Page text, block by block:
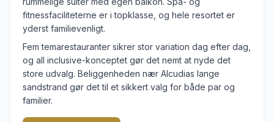
fitnessfaciliteterne er i topklasse, og hele resortet er
yderst familievenligt.
Fem temarestauranter sikrer stor variation dag efter dag,
og all inclusive-konceptet gør det nemt at nyde det
store udvalg. Beliggenheden nær Alcudias lange
sandstrand gør det til et sikkert valg for både par og
familier.